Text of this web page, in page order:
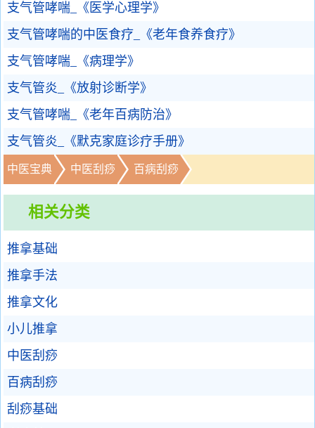
支气管哮喘_《医学心理学》
支气管哮喘的中医食疗_《老年食养食疗》
支气管哮喘_《病理学》
支气管炎_《放射诊断学》
支气管哮喘_《老年百病防治》
支气管炎_《默克家庭诊疗手册》
中医宝典 中医刮痧 百病刮痧
相关分类
推拿基础
推拿手法
推拿文化
小儿推拿
中医刮痧
百病刮痧
刮痧基础